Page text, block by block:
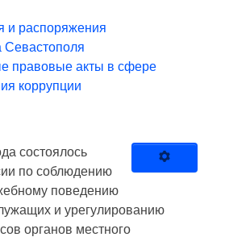
и распоряжения
Севастополя
правовые акты в сфере
коррупции
состоялось
по соблюдению
поведению
и урегулированию
органов местного